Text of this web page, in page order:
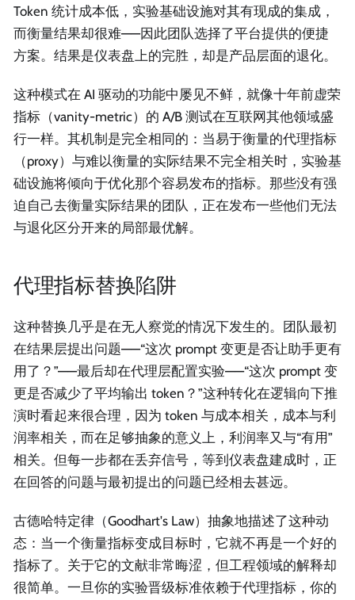
Token 统计成本低，实验基础设施对其有现成的集成，
而衡量结果却很难——因此团队选择了平台提供的便捷
方案。结果是仪表盘上的完胜，却是产品层面的退化。
这种模式在 AI 驱动的功能中屡见不鲜，就像十年前虚荣
指标（vanity-metric）的 A/B 测试在互联网其他领域盛
行一样。其机制是完全相同的：当易于衡量的代理指标
（proxy）与难以衡量的实际结果不完全相关时，实验基
础设施将倾向于优化那个容易发布的指标。那些没有强
迫自己去衡量实际结果的团队，正在发布一些他们无法
与退化区分开来的局部最优解。
代理指标替换陷阱
这种替换几乎是在无人察觉的情况下发生的。团队最初
在结果层提出问题——“这次 prompt 变更是否让助手更有
用了？”——最后却在代理层配置实验——“这次 prompt 变
更是否减少了平均输出 token？”这种转化在逻辑向下推
演时看起来很合理，因为 token 与成本相关，成本与利
润率相关，而在足够抽象的意义上，利润率又与“有用”
相关。但每一步都在丢弃信号，等到仪表盘建成时，正
在回答的问题与最初提出的问题已经相去甚远。
古德哈特定律（Goodhart's Law）抽象地描述了这种动
态：当一个衡量指标变成目标时，它就不再是一个好的
指标了。关于它的文献非常晦涩，但工程领域的解释却
很简单。一旦你的实验晋级标准依赖于代理指标，你的